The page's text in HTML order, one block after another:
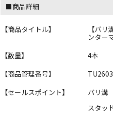
■商品詳細
【商品タイトル】
【バ
ンター
【数量】
4本
【商品管理番号】
【セールスポイント】
バリ溝
スタッ